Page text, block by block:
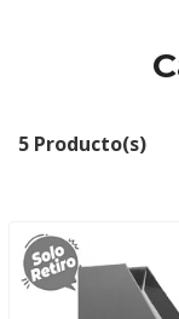
5 Producto(s)